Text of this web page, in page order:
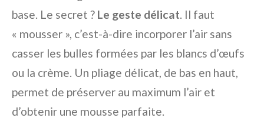
base. Le secret ? Le geste délicat. Il faut
« mousser », c’est-à-dire incorporer l’air sans
casser les bulles formées par les blancs d’œufs
ou la crème. Un pliage délicat, de bas en haut,
permet de préserver au maximum l’air et
d’obtenir une mousse parfaite.